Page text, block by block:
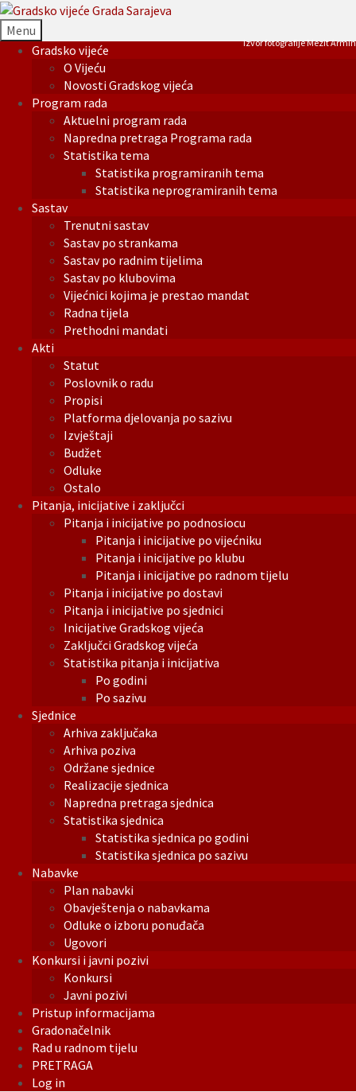
Menu
Gradsko vijeće
O Vijeću
Novosti Gradskog vijeća
Program rada
Aktuelni program rada
Napredna pretraga Programa rada
Statistika tema
Statistika programiranih tema
Statistika neprogramiranih tema
Sastav
Trenutni sastav
Sastav po strankama
Sastav po radnim tijelima
Sastav po klubovima
Vijećnici kojima je prestao mandat
Radna tijela
Prethodni mandati
Akti
Statut
Poslovnik o radu
Propisi
Platforma djelovanja po sazivu
Izvještaji
Budžet
Odluke
Ostalo
Pitanja, inicijative i zaključci
Pitanja i inicijative po podnosiocu
Pitanja i inicijative po vijećniku
Pitanja i inicijative po klubu
Pitanja i inicijative po radnom tijelu
Pitanja i inicijative po dostavi
Pitanja i inicijative po sjednici
Inicijative Gradskog vijeća
Zaključci Gradskog vijeća
Statistika pitanja i inicijativa
Po godini
Po sazivu
Sjednice
Arhiva zaključaka
Arhiva poziva
Održane sjednice
Realizacije sjednica
Napredna pretraga sjednica
Statistika sjednica
Statistika sjednica po godini
Statistika sjednica po sazivu
Nabavke
Plan nabavki
Obavještenja o nabavkama
Odluke o izboru ponuđača
Ugovori
Konkursi i javni pozivi
Konkursi
Javni pozivi
Pristup informacijama
Gradonačelnik
Rad u radnom tijelu
PRETRAGA
Log in
Izvor fotografije Mezit Armin